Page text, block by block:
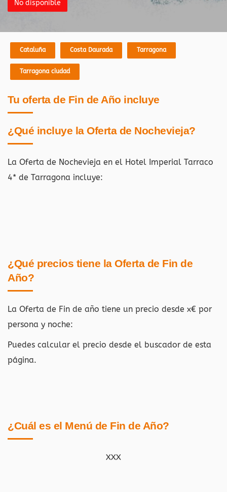
No disponible
Cataluña Costa Daurada Tarragona
Tarragona ciudad
Tu oferta de Fin de Año incluye
¿Qué incluye la Oferta de Nochevieja?
La Oferta de Nochevieja en el Hotel Imperial Tarraco
4* de Tarragona incluye:
¿Qué precios tiene la Oferta de Fin de
Año?
La Oferta de Fin de año tiene un precio desde x€ por
persona y noche:
Puedes calcular el precio desde el buscador de esta
página.
¿Cuál es el Menú de Fin de Año?
XXX